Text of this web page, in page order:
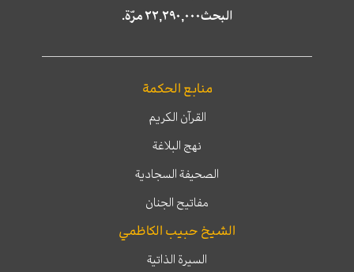
البحث٢٢,٢٩٠,٠٠٠ مرّة.
منابع الحكمة
القرآن الكريم
نهج البلاغة
الصحيفة السجادية
مفاتيح الجنان
الشيخ حبيب الكاظمي
السيرة الذاتية